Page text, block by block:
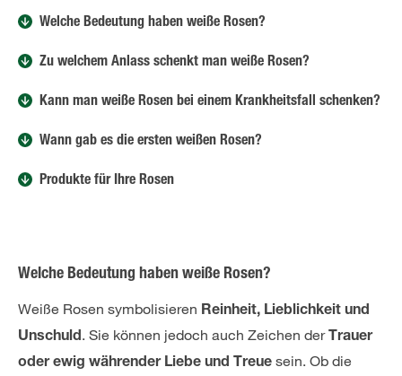
Welche Bedeutung haben weiße Rosen?
Zu welchem Anlass schenkt man weiße Rosen?
Kann man weiße Rosen bei einem Krankheitsfall schenken?
Wann gab es die ersten weißen Rosen?
Produkte für Ihre Rosen
Welche Bedeutung haben weiße Rosen?
Weiße Rosen symbolisieren Reinheit, Lieblichkeit und
Unschuld. Sie können jedoch auch Zeichen der Trauer
oder ewig währender Liebe und Treue sein. Ob die